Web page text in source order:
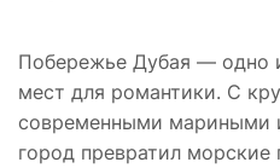
Побережье Дубая — одно
мест для романтики. С
современными мариными
город превратил морские